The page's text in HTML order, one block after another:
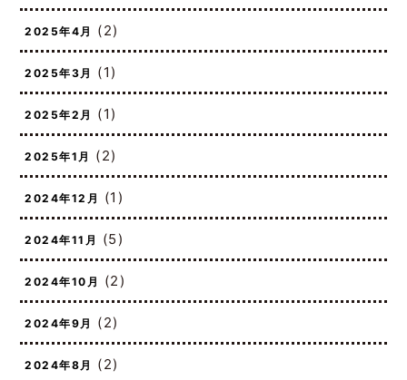
2025年5月(2)
2025年4月(2)
2025年3月(1)
2025年2月(1)
2025年1月(2)
2024年12月 (1)
2024年11月(5)
2024年10月 (2)
2024年9月(2)